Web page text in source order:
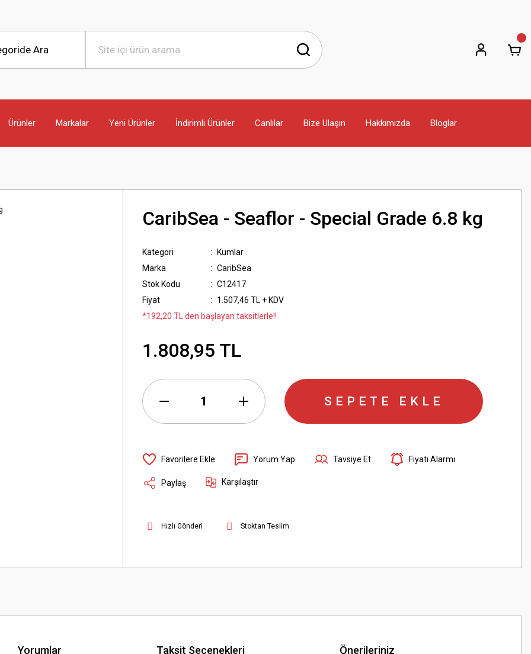
Ürünler Markalar Yeni Ürünler İndirimli Ürünler Canlılar Bize Ulaşın Hakkımızda Bloglar
CaribSea - Seaflor - Special Grade 6.8 kg
Kategori
Kumlar
Marka
CaribSea
Stok Kodu
C12417
Fiyat
1.507,46 TL + KDV
*192,20 TL den başlayan taksitlerle!!
1.808,95 TL
SEPETE EKLE
Yorum Yap Tavsiye Et Fiyatı Alarmı
Paylaş Karşılaştır
Hızlı Gönderi Stoktan Teslim
Yorumlar Taksit Seçenekleri Önerileriniz